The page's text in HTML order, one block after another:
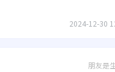
2024-12-30
朋友是